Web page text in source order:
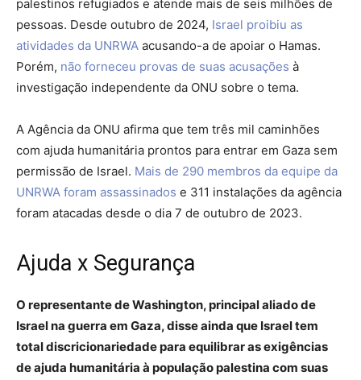
palestinos refugiados e atende mais de seis milhões de
pessoas. Desde outubro de 2024, Israel proibiu as
atividades da UNRWA acusando-a de apoiar o Hamas.
Porém, não forneceu provas de suas acusações à
investigação independente da ONU sobre o tema.
A Agência da ONU afirma que tem três mil caminhões
com ajuda humanitária prontos para entrar em Gaza sem
permissão de Israel. Mais de 290 membros da equipe da
UNRWA foram assassinados e 311 instalações da agência
foram atacadas desde o dia 7 de outubro de 2023.
Ajuda x Segurança
O representante de Washington, principal aliado de
Israel na guerra em Gaza, disse ainda que Israel tem
total discricionariedade para equilibrar as exigências
de ajuda humanitária à população palestina com suas